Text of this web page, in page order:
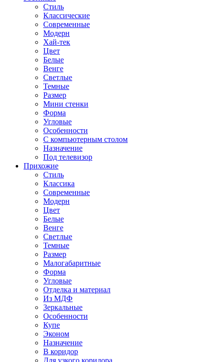
Стиль
Классические
Современные
Модерн
Хай-тек
Цвет
Белые
Венге
Светлые
Темные
Размер
Мини стенки
Форма
Угловые
Особенности
С компьютерным столом
Назначение
Под телевизор
Прихожие
Стиль
Классика
Современные
Модерн
Цвет
Белые
Венге
Светлые
Темные
Размер
Малогабаритные
Форма
Угловые
Отделка и материал
Из МДФ
Зеркальные
Особенности
Купе
Эконом
Назначение
В коридор
Для узкого коридора